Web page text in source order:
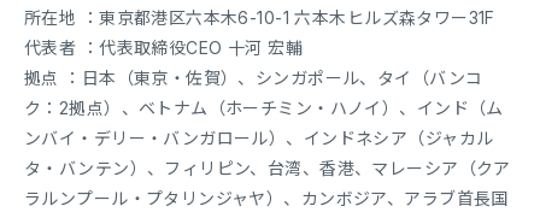
所在地 ：東京都港区六本木6-10-1 六本木ヒルズ森タワー31F
代表者 ：代表取締役CEO 十河 宏輔
拠点 ：日本（東京・佐賀）、シンガポール、タイ（バンコ
ク：2拠点）、ベトナム（ホーチミン・ハノイ）、インド（ム
ンバイ・デリー・バンガロール）、インドネシア（ジャカル
タ・バンテン）、フィリピン、台湾、香港、マレーシア（クア
ラルンプール・プタリンジャヤ）、カンボジア、アラブ首長国